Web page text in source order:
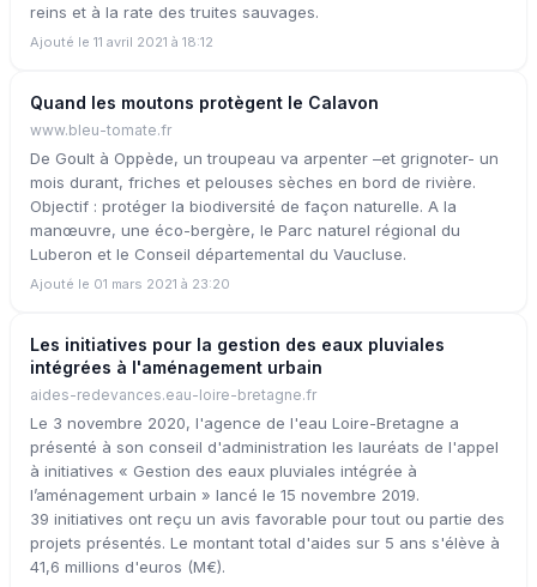
reins et à la rate des truites sauvages.
Ajouté le 11 avril 2021 à 18:12
Quand les moutons protègent le Calavon
www.bleu-tomate.fr
De Goult à Oppède, un troupeau va arpenter –et grignoter- un
mois durant, friches et pelouses sèches en bord de rivière.
Objectif : protéger la biodiversité de façon naturelle. A la
manœuvre, une éco-bergère, le Parc naturel régional du
Luberon et le Conseil départemental du Vaucluse.
Ajouté le 01 mars 2021 à 23:20
Les initiatives pour la gestion des eaux pluviales
intégrées à l'aménagement urbain
aides-redevances.eau-loire-bretagne.fr
Le 3 novembre 2020, l'agence de l'eau Loire-Bretagne a
présenté à son conseil d'administration les lauréats de l'appel
à initiatives « Gestion des eaux pluviales intégrée à
l’aménagement urbain » lancé le 15 novembre 2019.
39 initiatives ont reçu un avis favorable pour tout ou partie des
projets présentés. Le montant total d'aides sur 5 ans s'élève à
41,6 millions d'euros (M€).